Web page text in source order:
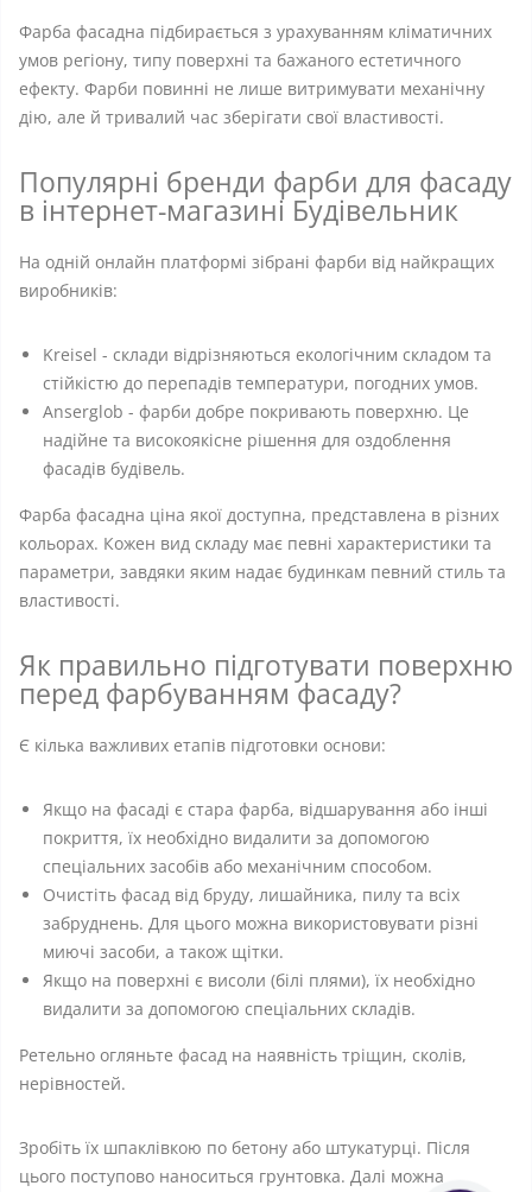
Фарба фасадна підбирається з урахуванням кліматичних
умов регіону, типу поверхні та бажаного естетичного
ефекту. Фарби повинні не лише витримувати механічну
дію, але й тривалий час зберігати свої властивості.
Популярні бренди фарби для фасаду
в інтернет-магазині Будівельник
На одній онлайн платформі зібрані фарби від найкращих
виробників:
Kreisel - склади відрізняються екологічним складом та
стійкістю до перепадів температури, погодних умов.
Anserglob - фарби добре покривають поверхню. Це
надійне та високоякісне рішення для оздоблення
фасадів будівель.
Фарба фасадна ціна якої доступна, представлена ​​в різних
кольорах. Кожен вид складу має певні характеристики та
параметри, завдяки яким надає будинкам певний стиль та
властивості.
Як правильно підготувати поверхню
перед фарбуванням фасаду?
Є кілька важливих етапів підготовки основи:
Якщо на фасаді є стара фарба, відшарування або інші
покриття, їх необхідно видалити за допомогою
спеціальних засобів або механічним способом.
Очистіть фасад від бруду, лишайника, пилу та всіх
забруднень. Для цього можна використовувати різні
миючі засоби, а також щітки.
Якщо на поверхні є висоли (білі плями), їх необхідно
видалити за допомогою спеціальних складів.
Ретельно огляньте фасад на наявність тріщин, сколів,
нерівностей.
Зробіть їх шпаклівкою по бетону або штукатурці. Після
цього поступово наноситься грунтовка. Далі можна